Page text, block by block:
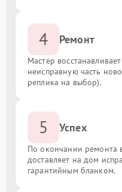
4 Ремонт
Мастер
неисправную часть
реплика на выбор).
5 Успех
По окончании ремонта
доставляет на дом
гарантийным бланком.